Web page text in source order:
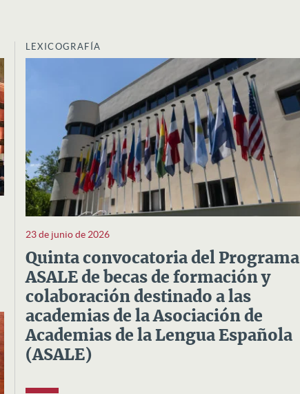
LEXICOGRAFÍA
23 de junio de 2026
Quinta convocatoria del Programa
ASALE de becas de formación y
colaboración destinado a las
academias de la Asociación de
Academias de la Lengua Española
(ASALE)